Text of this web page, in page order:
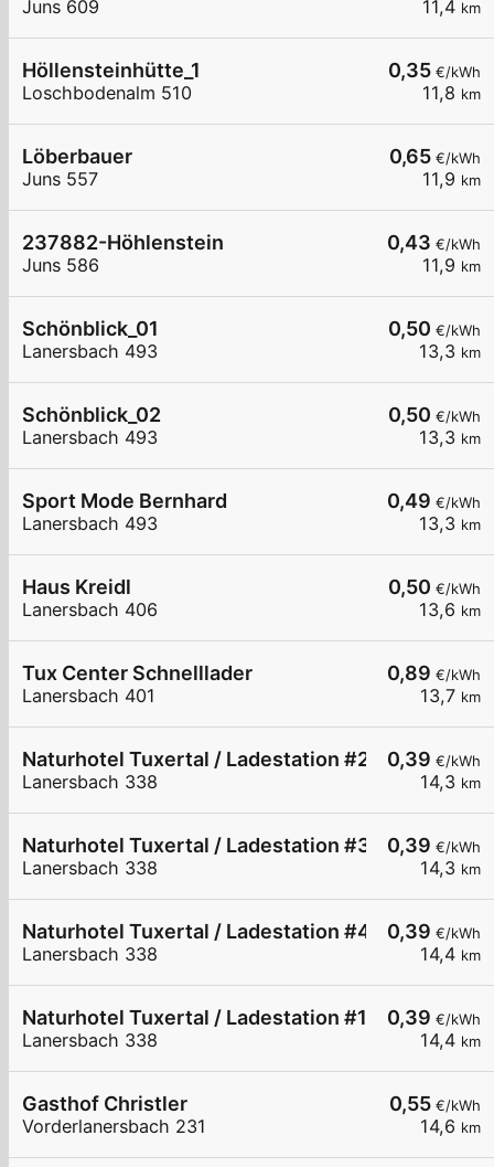
11,4 km
Juns 609
0,35 €/kWh
11,8 km
Höllensteinhütte_1
Loschbodenalm 510
0,65 €/kWh
11,9 km
Löberbauer
Juns 557
0,43 €/kWh
11,9 km
237882-Höhlenstein
Juns 586
0,50 €/kWh
13,3 km
Schönblick_01
Lanersbach 493
0,50 €/kWh
13,3 km
Schönblick_02
Lanersbach 493
0,49 €/kWh
13,3 km
Sport Mode Bernhard
Lanersbach 493
0,50 €/kWh
13,6 km
Haus Kreidl
Lanersbach 406
0,89 €/kWh
13,7 km
Tux Center Schnelllader
Lanersbach 401
0,39 €/kWh
14,3 km
Naturhotel Tuxertal / Ladestation #2 / 11kW
Lanersbach 338
0,39 €/kWh
14,3 km
Naturhotel Tuxertal / Ladestation #3 / 11kW
Lanersbach 338
0,39 €/kWh
14,4 km
Naturhotel Tuxertal / Ladestation #4 / 11kW
Lanersbach 338
0,39 €/kWh
14,4 km
Naturhotel Tuxertal / Ladestation #1 / 11kW
Lanersbach 338
0,55 €/kWh
14,6 km
Gasthof Christler
Vorderlanersbach 231